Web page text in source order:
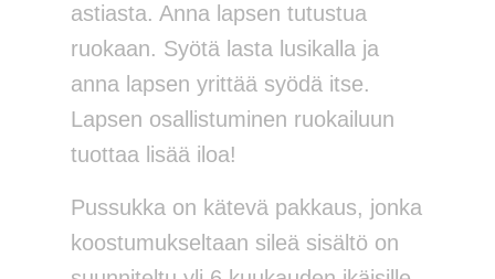
astiasta. Anna lapsen tutustua
ruokaan. Syötä lasta lusikalla ja
anna lapsen yrittää syödä itse.
Lapsen osallistuminen ruokailuun
tuottaa lisää iloa!
Pussukka on kätevä pakkaus, jonka
koostumukseltaan sileä sisältö on